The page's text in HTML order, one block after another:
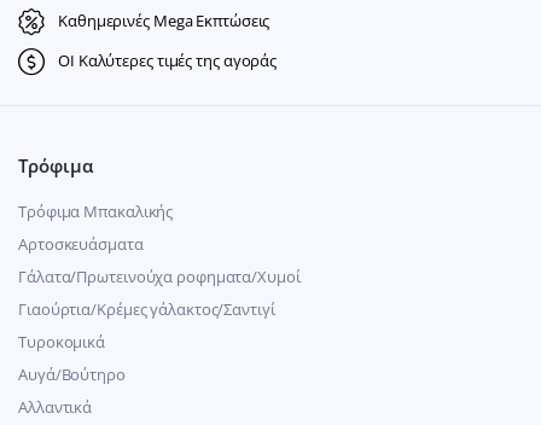
Καθημερινές Mega Εκπτώσεις
ΟΙ Καλύτερες τιμές της αγοράς
Τρόφιμα
Τρόφιμα Μπακαλικής
Αρτοσκευάσματα
Γάλατα/Πρωτεινούχα ροφηματα/Χυμοί
Γιαούρτια/Κρέμες γάλακτος/Σαντιγί
Τυροκομικά
Αυγά/Βούτηρο
Αλλαντικά